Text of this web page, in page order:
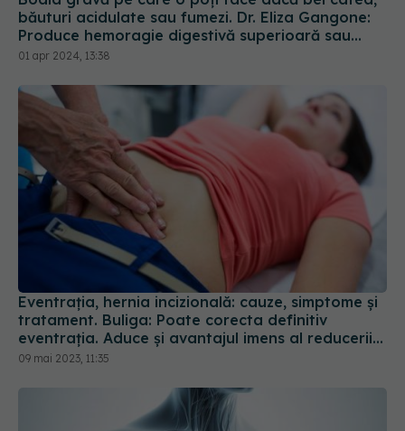
Eventrația, hernia incizională: cauze, simptome și
tratament. Buliga: Poate corecta definitiv
eventrația. Aduce și avantajul imens al reducerii
durerilor
09 mai 2023, 11:35